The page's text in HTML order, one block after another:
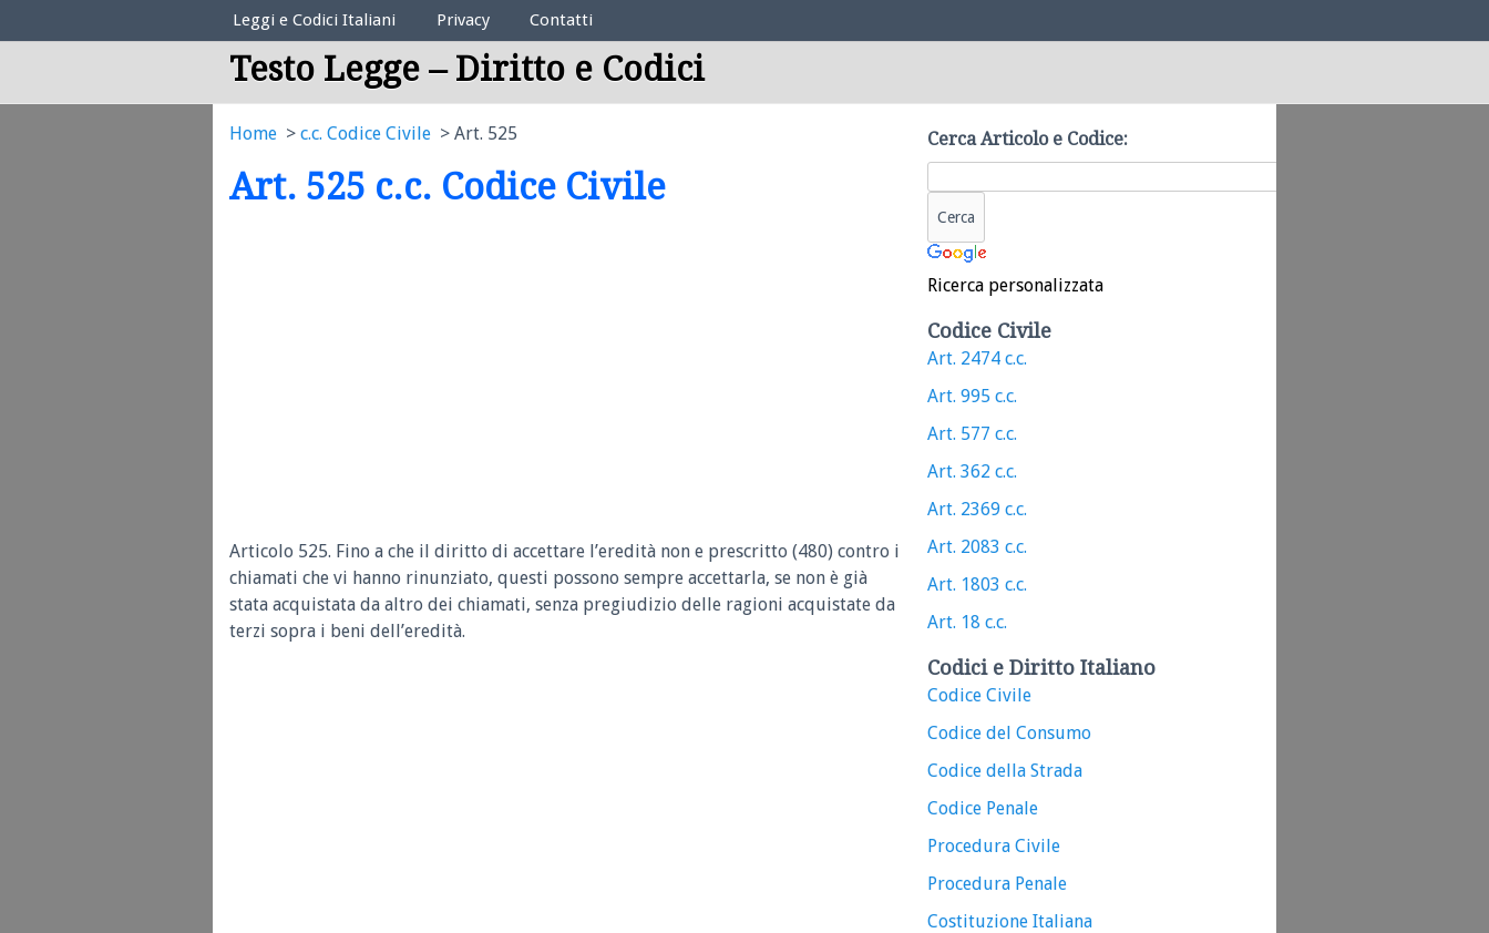
Elenco Codici Legali
Leggi e Codici Italiani Privacy Contatti
Testo Legge – Diritto e Codici
Home c.c. Codice Civile Art. 525
Art. 525 c.c. Codice Civile
Articolo 525. Fino a che il diritto di accettare l’eredità non e prescritto (480) contro i
chiamati che vi hanno rinunziato, questi possono sempre accettarla, se non è già
stata acquistata da altro dei chiamati, senza pregiudizio delle ragioni acquistate da
terzi sopra i beni dell’eredità.
Cerca Articolo e Codice:
Ricerca personalizzata
Codice Civile
Art. 2474 c.c.
Art. 995 c.c.
Art. 577 c.c.
Art. 362 c.c.
Art. 2369 c.c.
Art. 2083 c.c.
Art. 1803 c.c.
Art. 18 c.c.
Codici e Diritto Italiano
Codice Civile
Codice del Consumo
Codice della Strada
Codice Penale
Procedura Civile
Procedura Penale
Costituzione Italiana